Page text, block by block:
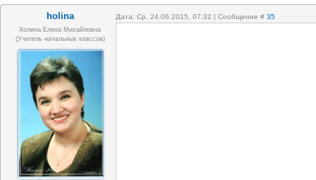
holina Дата: Ср, 24.06.2015, 07:32 | Сообщение # 35
Холина Елена Михайловна
(учитель начальных классов)